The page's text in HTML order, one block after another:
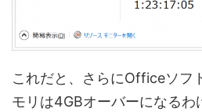
これだと、さらにOfficeソフ
モリは4GBオーバーになるわ